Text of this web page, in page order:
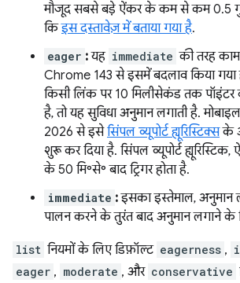
मौजूद सबसे बड़े ऐंकर के कम से कम 0.5
किइस दस्तावेज़ में बताया गया है.
eager :यह immediate की तरह
Chrome 143 से इसमें बदलाव किया गया
किसी लिंक पर 10 मिलीसेकंड तक पॉइंटर
है, तो यह सुविधा अनुमान लगाती है.
2026 से इसेसिंपल व्यूपोर्ट ह्यूरिस्टिक्सके
शुरू कर दिया है. सिंपल व्यूपोर्ट
के 50 मि॰से॰ बाद ट्रिगर होता है.
immediate :इसका इस्तेमाल, अनुमान
पालन करने के तुरंत बाद अनुमान लगाने के
list नियमों के लिए डिफ़ॉल्ट eagerness ,
eager , moderate , और conservative